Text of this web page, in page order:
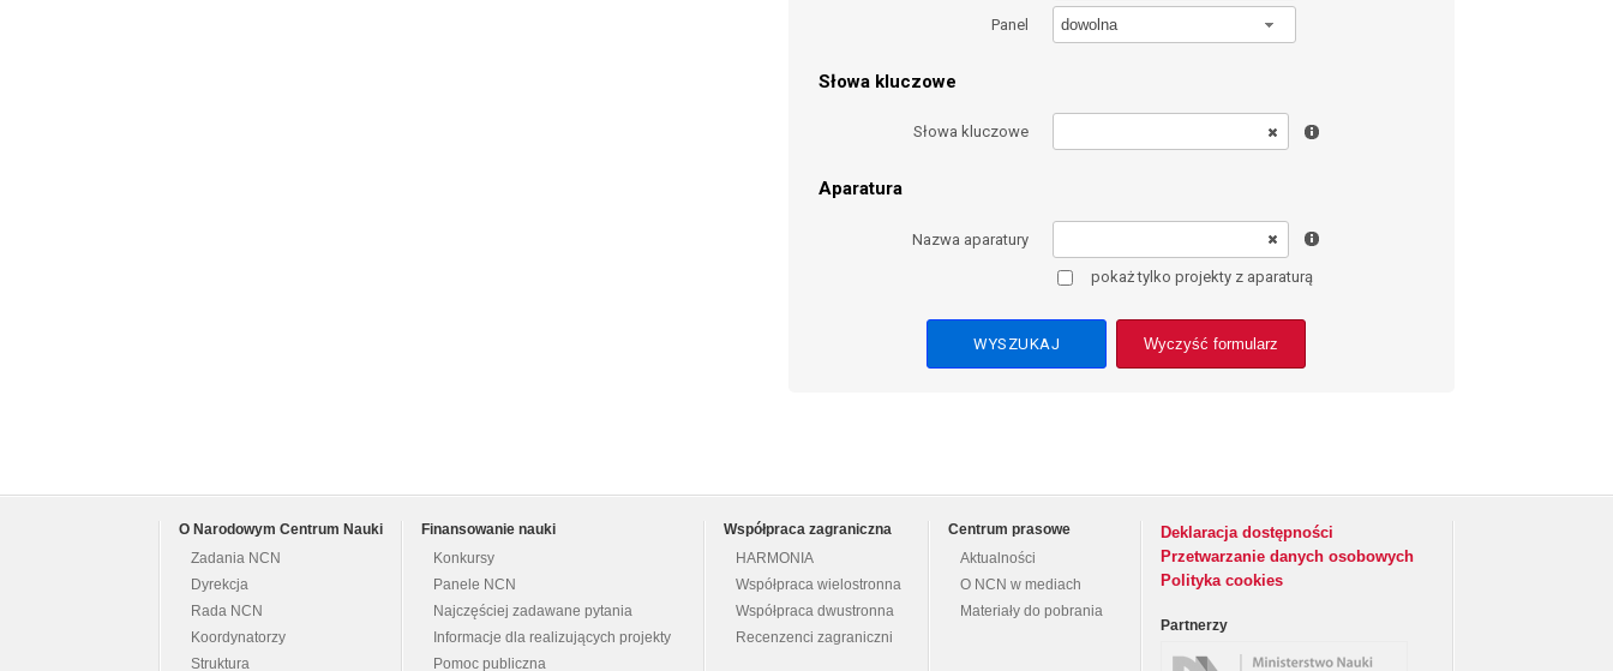
Panel dowolna
Słowa kluczowe
Słowa kluczowe
Aparatura
Nazwa aparatury
pokaż tylko projekty z aparaturą
Wyczyść formularz
O Narodowym Centrum Nauki
Zadania NCN
Dyrekcja
Rada NCN
Koordynatorzy
Struktura
Finansowanie nauki
Konkursy
Panele NCN
Najczęściej zadawane pytania
Informacje dla realizujących projekty
Pomoc publiczna
Współpraca zagraniczna
HARMONIA
Współpraca wielostronna
Współpraca dwustronna
Recenzenci zagraniczni
Centrum prasowe
Aktualności
O NCN w mediach
Materiały do pobrania
Deklaracja dostępności
Przetwarzanie danych osobowych
Polityka cookies
Partnerzy